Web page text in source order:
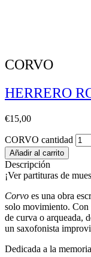
CORVO
HERRERO
€15,00
CORVO cantidad
Añadir al carrito
Descripción
¡Ver partituras de
Corvo es una obra
solo movimiento. Con
de curva o arqueada,
un saxofonista
Dedicada a la